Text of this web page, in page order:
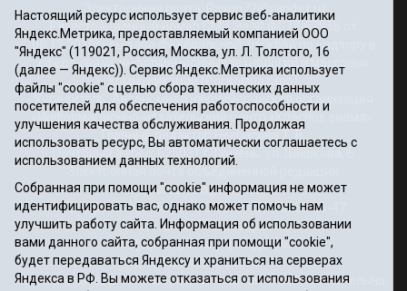
Rayon72@yandex.ru
Регистрационный номер СМИ Эл № ФС77-67956 от
06.12.2016г., выдано Федеральной службой по надзору в
сфере связи, информационных технологий и массовых
коммуникаций (Роскомнадзор)
Учредитель: Автономная некоммерческая организация
«Информационно-издательский центр «Красное знамя».
Главный редактор Некрасова Т. В.
Почтовый адрес: 625031 г.Тюмень. ул. Шишкова, 6
Электронная почта объединенной редакции:
krasnoeznam@rambler.ru
Телефоны 8 (3452) 34-80-60, 69-56-73, 69-56-47
Политика оператора
Информация об учреждении
Публичная оферта
При использовании материалов ссылка на сайт обязательна.
Настоящий ресурс использует сервис веб-аналитики
Яндекс.Метрика, предоставляемый компанией ООО
"Яндекс" (119021, Россия, Москва, ул. Л. Толстого, 16
(далее — Яндекс)). Сервис Яндекс.Метрика использует
файлы "cookie" с целью сбора технических данных
посетителей для обеспечения работоспособности и
улучшения качества обслуживания. Продолжая
использовать ресурс, Вы автоматически соглашаетесь с
использованием данных технологий.
Собранная при помощи "cookie" информация не может
идентифицировать вас, однако может помочь нам
улучшить работу сайта. Информация об использовании
вами данного сайта, собранная при помощи "cookie",
будет передаваться Яндексу и храниться на серверах
Яндекса в РФ. Вы можете отказаться от использования